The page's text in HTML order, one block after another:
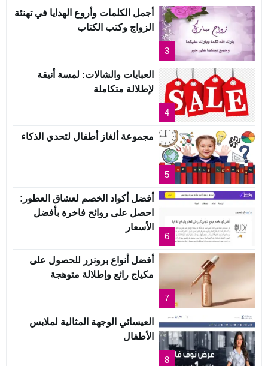
3
أجمل الكلمات وأروع الهدايا في تهنئة
الزواج وكتب الكتاب
4
العبايات والشالات: لمسة أنيقة
لإطلالة متكاملة
5
مجموعة ألغاز أطفال لتحدي الذكاء
6
أفضل أكواد الخصم لعشاق العطور:
احصل على روائح فاخرة بأفضل
الأسعار
7
أفضل أنواع برونزر للحصول على
مكياج رائع وإطلالة متوهجة
8
العيسائي الوجهة المثالية لملابس
الأطفال